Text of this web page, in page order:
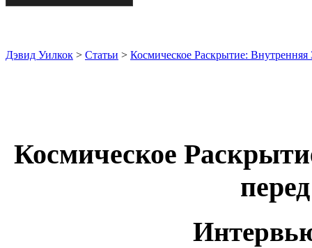
Дэвид Уилкок > Статьи > Космическое Раскрытие:
Космическое